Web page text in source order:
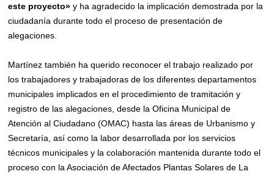
este proyecto» y ha agradecido la implicación demostrada por la
ciudadanía durante todo el proceso de presentación de
alegaciones.
Martínez también ha querido reconocer el trabajo realizado por
los trabajadores y trabajadoras de los diferentes departamentos
municipales implicados en el procedimiento de tramitación y
registro de las alegaciones, desde la Oficina Municipal de
Atención al Ciudadano (OMAC) hasta las áreas de Urbanismo y
Secretaría, así como la labor desarrollada por los servicios
técnicos municipales y la colaboración mantenida durante todo el
proceso con la Asociación de Afectados Plantas Solares de La